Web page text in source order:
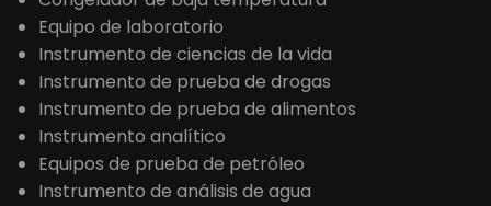
Equipo de laboratorio
Instrumento de ciencias de la vida
Instrumento de prueba de drogas
Instrumento de prueba de alimentos
Instrumento analítico
Equipos de prueba de petróleo
Instrumento de análisis de agua